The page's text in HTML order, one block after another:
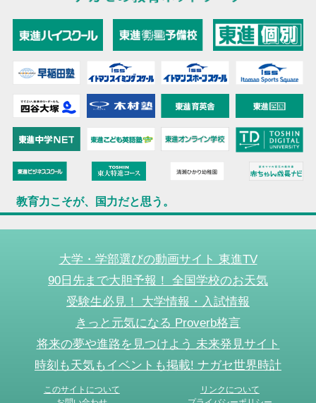
教育力こそが、国力だと思う。
大学・学部選びの動画サイト 東進TV
90日先まで大胆予報！ 全国学校のお天気
受験生必見！ 大学情報・入試情報
きっと元気になる Proverb格言
将来の夢や進路を見つけよう 未来発見サイト
時刻も天気もイベントも掲載! ナガセ世界時計
このサイトについて
リンクについて